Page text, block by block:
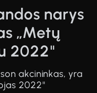
narys
„Metų
2022"
akcininkas, yra
2022"